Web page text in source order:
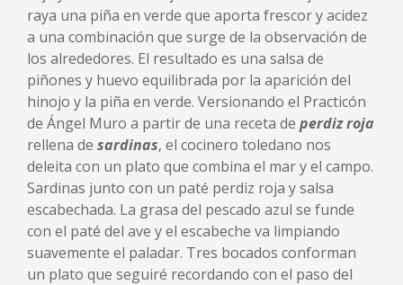
raya una piña en verde que aporta frescor y acidez
a una combinación que surge de la observación de
los alrededores. El resultado es una salsa de
piñones y huevo equilibrada por la aparición del
hinojo y la piña en verde. Versionando el Practicón
de Ángel Muro a partir de una receta de perdiz roja
rellena de sardinas, el cocinero toledano nos
deleita con un plato que combina el mar y el campo.
Sardinas junto con un paté perdiz roja y salsa
escabechada. La grasa del pescado azul se funde
con el paté del ave y el escabeche va limpiando
suavemente el paladar. Tres bocados conforman
un plato que seguiré recordando con el paso del